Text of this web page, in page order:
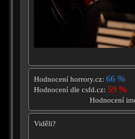
Hodnocení horrory.cz: 66 %
Hodnocení dle csfd.cz: 59 %
Hodnocení
Viděli?